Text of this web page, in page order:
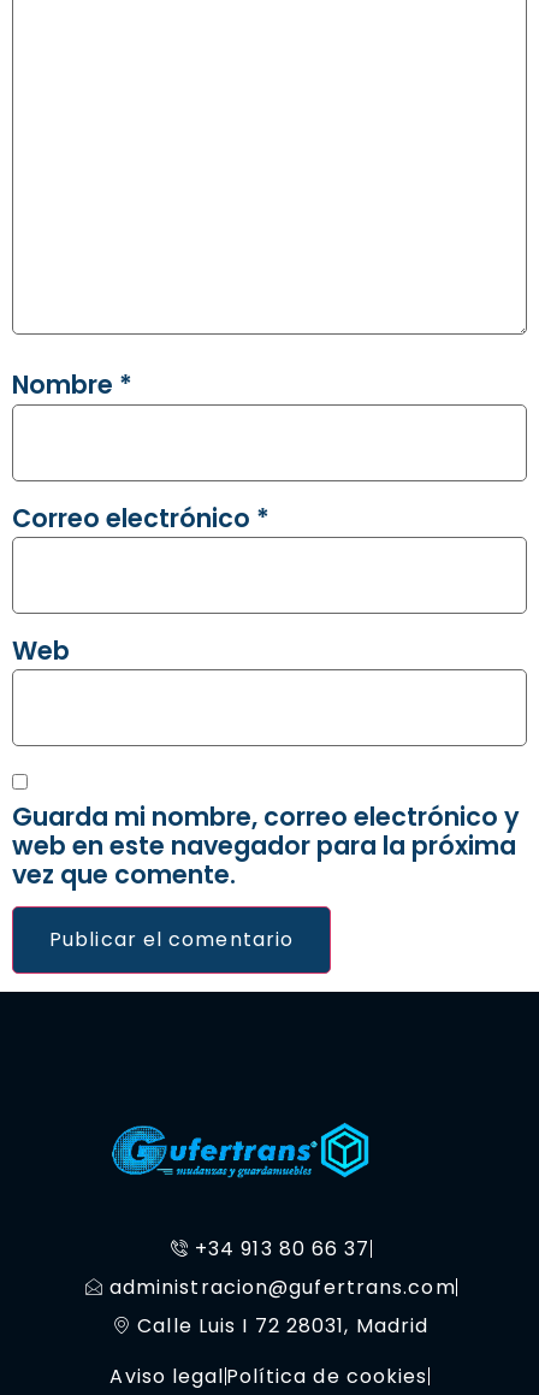
Nombre *
Correo electrónico *
Web
Guarda mi nombre, correo electrónico y
web en este navegador para la próxima
vez que comente.
+34 913 80 66 37
administracion@gufertrans.com
Calle Luis I 72 28031, Madrid
Aviso legalPolítica de cookies